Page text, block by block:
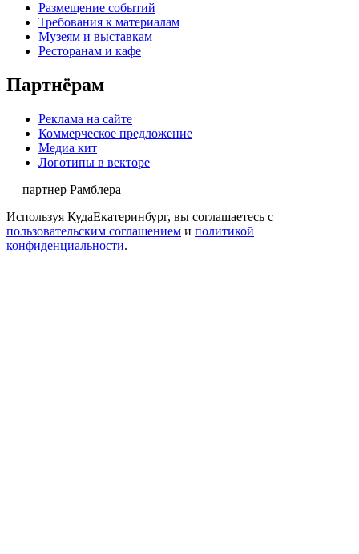
Размещение событий
Требования к материалам
Музеям и выставкам
Ресторанам и кафе
Партнёрам
Реклама на сайте
Коммерческое предложение
Медиа кит
Логотипы в векторе
— партнер Рамблера
Используя КудаЕкатеринбург, вы соглашаетесь с
пользовательским соглашением и политикой
конфиденциальности.